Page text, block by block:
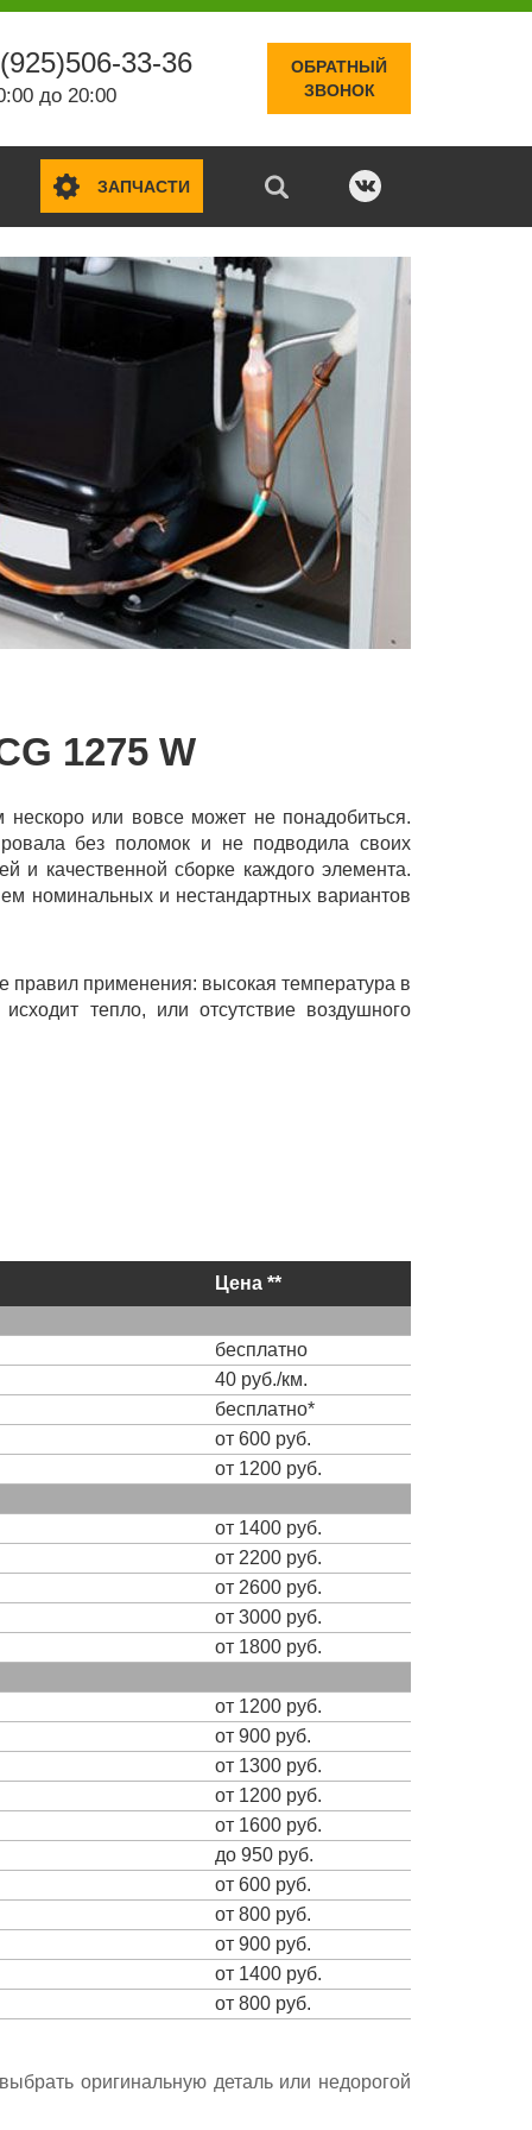
33-36
до 20:00
ОБРАТНЫЙ
ЗВОНОК
ЗАПЧАСТИ
1275 W
или вовсе может не понадобиться.
без поломок и не подводила своих
и качественной сборке каждого элемента.
номинальных и нестандартных вариантов
правил применения: высокая температура в
тепло, или отсутствие воздушного
Цена **
бесплатно
40 руб./км.
бесплатно*
от 600 руб.
от 1200 руб.
от 1400 руб.
от 2200 руб.
от 2600 руб.
от 3000 руб.
от 1800 руб.
от 1200 руб.
от 900 руб.
от 1300 руб.
от 1200 руб.
от 1600 руб.
до 950 руб.
от 600 руб.
от 800 руб.
от 900 руб.
от 1400 руб.
от 800 руб.
оригинальную деталь или недорогой